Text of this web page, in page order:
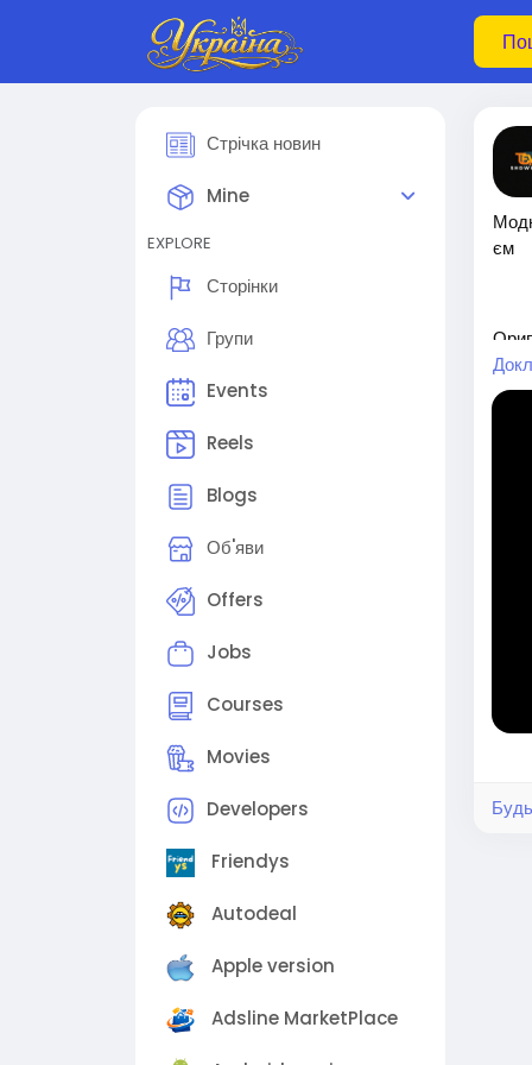
Стрічка новин
Mine
EXPLORE
Сторінки
Групи
Events
Reels
Blogs
Об'яви
Offers
Jobs
Courses
Movies
Developers
Friendys
Autodeal
Apple version
Adsline MarketPlace
єм
енч
⚠️
⭐️
ля